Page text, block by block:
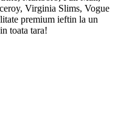
Virginia Slims, Vogue
premium ieftin la un
toata tara!